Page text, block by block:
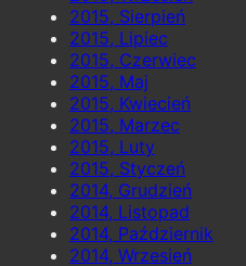
2015, Sierpień
2015, Lipiec
2015, Czerwiec
2015, Maj
2015, Kwiecień
2015, Marzec
2015, Luty
2015, Styczeń
2014, Grudzień
2014, Listopad
2014, Październik
2014, Wrzesień